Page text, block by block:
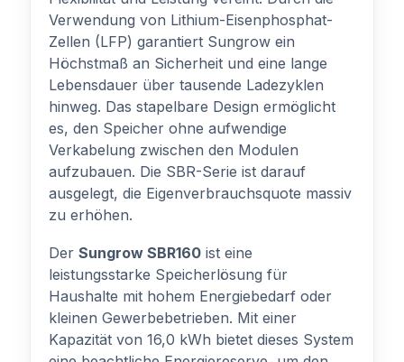
Verwendung von Lithium-Eisenphosphat-
Zellen (LFP) garantiert Sungrow ein
Höchstmaß an Sicherheit und eine lange
Lebensdauer über tausende Ladezyklen
hinweg. Das stapelbare Design ermöglicht
es, den Speicher ohne aufwendige
Verkabelung zwischen den Modulen
aufzubauen. Die SBR-Serie ist darauf
ausgelegt, die Eigenverbrauchsquote massiv
zu erhöhen.
Der Sungrow SBR160 ist eine
leistungsstarke Speicherlösung für
Haushalte mit hohem Energiebedarf oder
kleinen Gewerbebetrieben. Mit einer
Kapazität von 16,0 kWh bietet dieses System